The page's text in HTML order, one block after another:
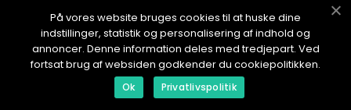
På vores website bruges cookies til at huske dine
indstillinger, statistik og personalisering af indhold og
annoncer. Denne information deles med tredjepart. Ved
fortsat brug af websiden godkender du cookiepolitikken.
Ok Privatlivspolitik